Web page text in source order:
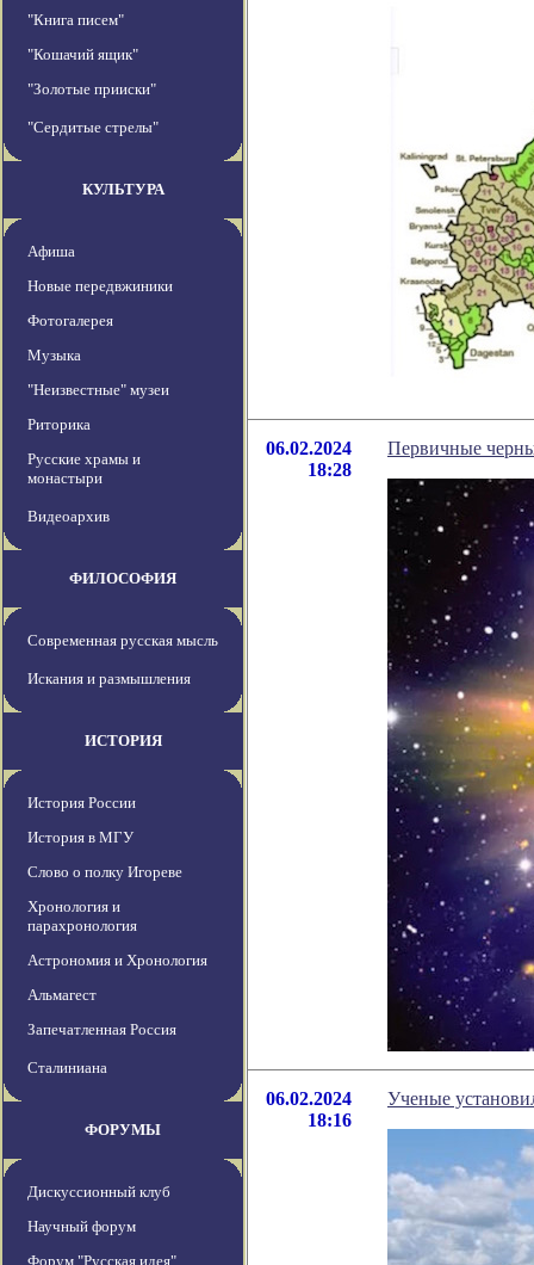
"Книга писем"
"Кошачий ящик"
"Золотые прииски"
"Сердитые стрелы"
КУЛЬТУРА
Афиша
Новые передвжиники
Фотогалерея
Музыка
"Неизвестные" музеи
Риторика
Русские храмы и
монастыри
Видеоархив
ФИЛОСОФИЯ
Современная русская мысль
Искания и размышления
ИСТОРИЯ
История России
История в МГУ
Слово о полку Игореве
Хронология и
парахронология
Астрономия и Хронология
Альмагест
Запечатленная Россия
Сталиниана
ФОРУМЫ
Дискуссионный клуб
Научный форум
Форум "Русская идея"
06.02.2024
18:28
Первичные
06.02.2024
18:16
Ученые